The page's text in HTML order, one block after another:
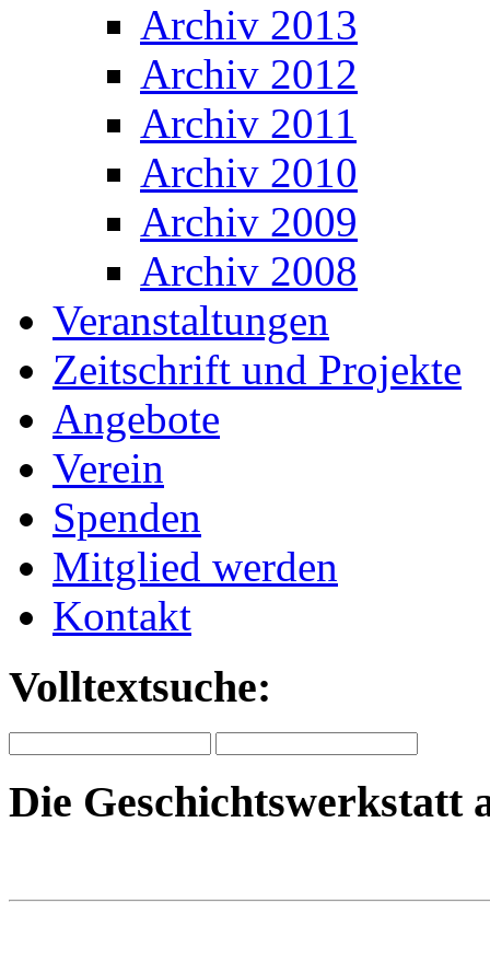
Archiv 2013
Archiv 2012
Archiv 2011
Archiv 2010
Archiv 2009
Archiv 2008
Veranstaltungen
Zeitschrift und Projekte
Angebote
Verein
Spenden
Mitglied werden
Kontakt
Volltextsuche:
Die Geschichtswerkstatt